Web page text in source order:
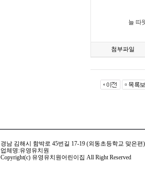
늘 따
첨부파일
경남 김해시 함박로 45번길 17-19 (외동초등학교 맞은
업체명:유영유치원
Copyright(c) 유영유치원어린이집 All Right Reserved